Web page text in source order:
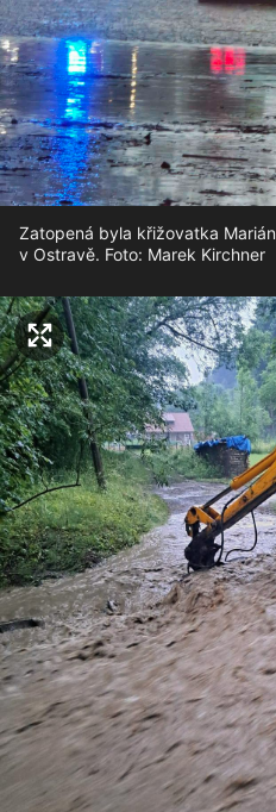
Zatopená byla křižovatka
v Ostravě. Foto: Marek Kirchner